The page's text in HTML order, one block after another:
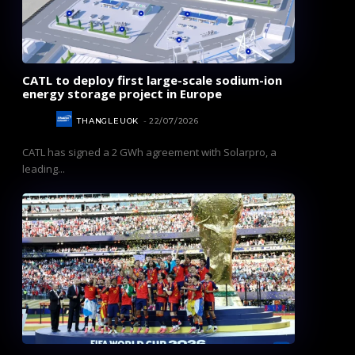
CATL to deploy first large-scale sodium-ion
energy storage project in Europe
THANGLEUOK - 22/07/2026
CATL has signed a 2 GWh agreement with Solarpro, a
leading...